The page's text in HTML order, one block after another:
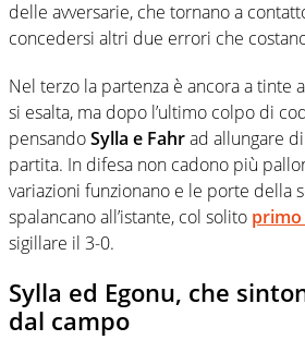
delle avversarie, che tornano a
concedersi altri due errori che
Nel terzo la partenza è ancora a tinte
si esalta, ma dopo l’ultimo colpo di
pensandoSylla e Fahrad allungare
partita. In difesa non cadono più
variazioni funzionano e le porte della
spalancano all’istante, col solito
sigillare il 3-0.
Sylla ed Egonu, che
dal campo